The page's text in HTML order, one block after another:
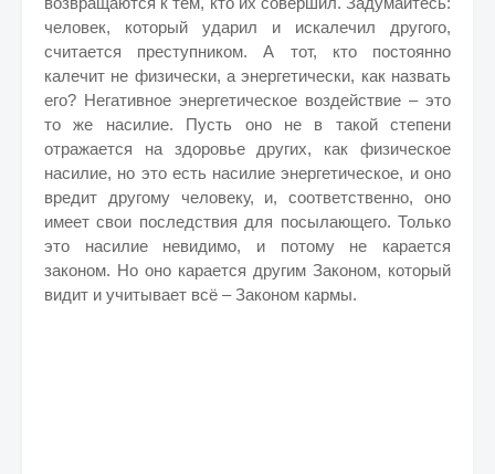
человек, который ударил и искалечил другого,
считается преступником. А тот, кто постоянно
калечит не физически, а энергетически, как назвать
его? Негативное энергетическое воздействие – это
то же насилие. Пусть оно не в такой степени
отражается на здоровье других, как физическое
насилие, но это есть насилие энергетическое, и оно
вредит другому человеку, и, соответственно, оно
имеет свои последствия для посылающего. Только
это насилие невидимо, и потому не карается
законом. Но оно карается другим Законом, который
видит и учитывает всё – Законом кармы.